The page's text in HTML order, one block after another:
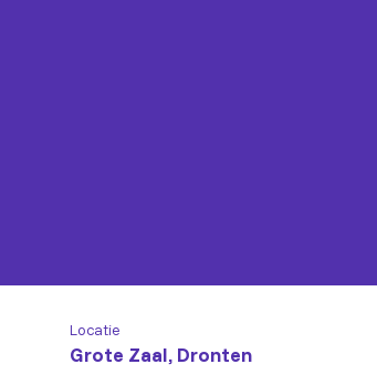
Locatie
Grote Zaal, Dronten